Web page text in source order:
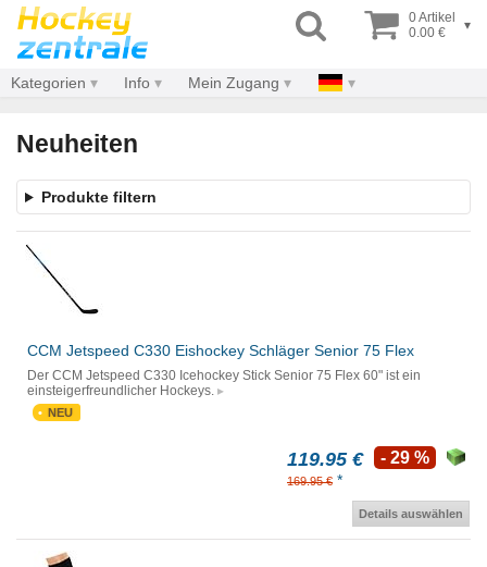
0 Artikel
0.00 €
▾
Kategorien Info Mein Zugang
Neuheiten
Produkte filtern
CCM Jetspeed C330 Eishockey Schläger Senior 75 Flex
Der CCM Jetspeed C330 Icehockey Stick Senior 75 Flex 60" ist ein
einsteigerfreundlicher Hockeys.
NEU
119.95 €
169.95 € *
- 29 %
Details auswählen